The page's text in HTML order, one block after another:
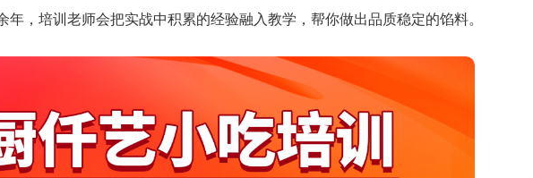
年，培训老师会把实战中积累的经验融入教学，帮你做出品质稳定的馅料。